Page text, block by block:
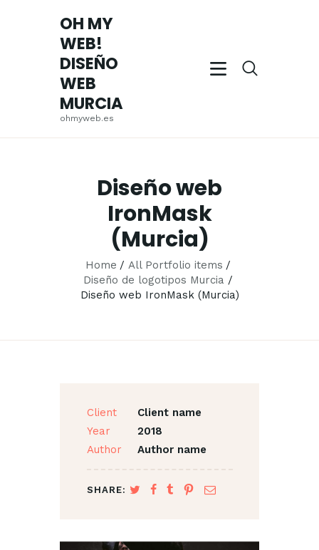
OH MY
WEB!
DISEÑO
WEB
MURCIA
ohmyweb.es
Diseño web
IronMask
(Murcia)
Home
All Portfolio items
Diseño de logotipos Murcia
Diseño web IronMask (Murcia)
OH MY WEB! DISEÑO WEB MURCIA
INICIO
TRABAJOS
REALIZADOS
CONTACTO
Client
Client name
Year
2018
Author
Author name
SHARE: